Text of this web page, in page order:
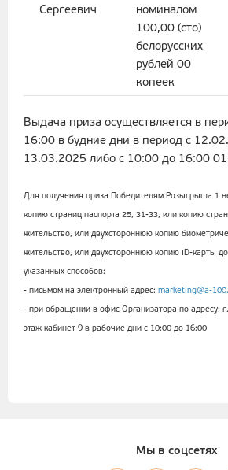
Сергеевич
номиналом
100,00 (сто)
белорусских
рублей 00
копеек
Выдача приза осуществляется в
16:00 в будние дни в период с
13.03.2025 либо с 10:00 до 16:00
Для получения приза Победителям Розыгрыша 1
копию страниц паспорта 25, 31-33, или копию
жительство, или двухстороннюю копию
жительство, или двухстороннюю копию ID-карты
указанных способов:
- письмом на электронный адрес: marketing@a-
- при обращении в офис Организатора по адресу:
этаж кабинет 9 в рабочие дни с 10:00 до 16:00
Мы в соцсетях